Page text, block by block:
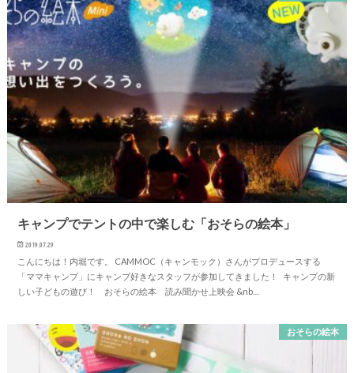
キャンプでテントの中で楽しむ「おそらの絵本」
2019.07.29
こんにちは！内堀です。 CAMMOC（キャンモック）さんがプロデュースする
「ママキャンプ」にキャンプ好きなスタッフが参加してきました！ キャンプの新
しい子どもの遊び！ おそらの絵本 読み聞かせ上映会 &nb…
おそらの絵本